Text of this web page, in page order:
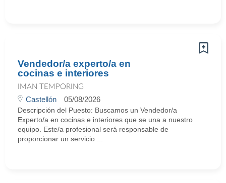
Vendedor/a experto/a en
cocinas e interiores
IMAN TEMPORING
Castellón 05/08/2026
Descripción del Puesto: Buscamos un Vendedor/a
Experto/a en cocinas e interiores que se una a nuestro
equipo. Este/a profesional será responsable de
proporcionar un servicio ...